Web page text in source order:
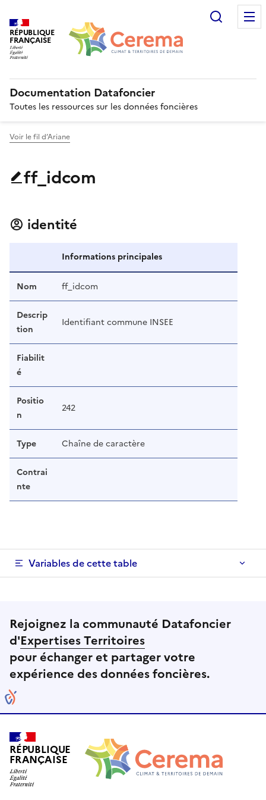
RÉPUBLIQUE
FRANÇAISE
Documentation Datafoncier
Toutes les ressources sur les données foncières
Voir le fil d’Ariane
ff_idcom
identité
Informations principales
Nom ff_idcom
Descrip
tion
Identifiant commune INSEE
Fiabilit
é
Positio
n
242
Type Chaîne de caractère
Contrai
nte
Variables de cette table
Rejoignez la communauté Datafoncier
d'Expertises Territoires
pour échanger et partager votre
expérience des données foncières.
RÉPUBLIQUE
FRANÇAISE